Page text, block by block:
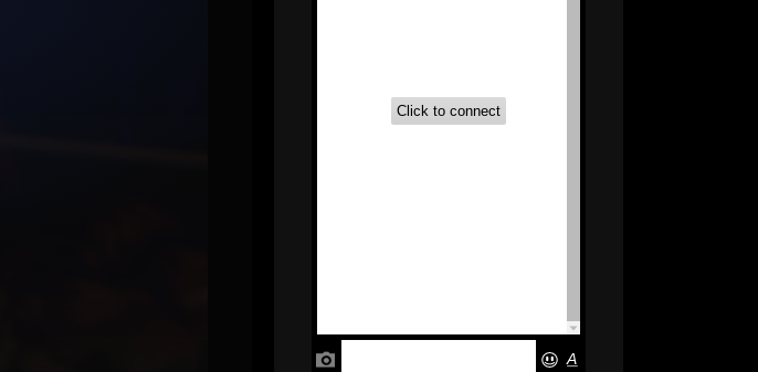
Tunes,2020) Sinhronizovano na Srpski
Okura (Sinhronizovano na Srpski)